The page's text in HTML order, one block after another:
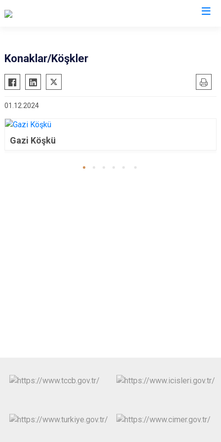
Konaklar/Köşkler
01.12.2024
Gazi Köşkü